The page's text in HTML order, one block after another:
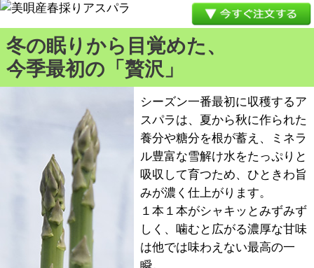
冬の眠りから目覚めた、
今季最初の「贅沢」
シーズン一番最初に収穫するア
スパラは、夏から秋に作られた
養分や糖分を根が蓄え、ミネラ
ル豊富な雪解け水をたっぷりと
吸収して育つため、ひときわ旨
みが濃く仕上がります。
１本１本がシャキッとみずみず
しく、噛むと広がる濃厚な甘味
は他では味わえない最高の一